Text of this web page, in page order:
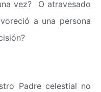
vez? O atravesado
a una persona
Padre celestial no